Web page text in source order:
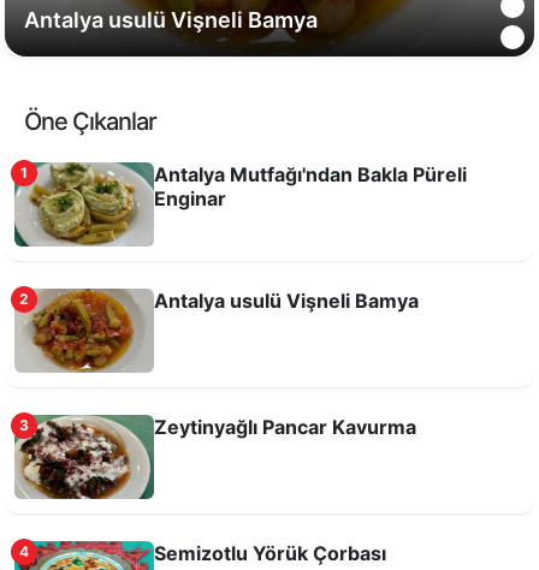
Antalya usulü Vişneli Bamya
Ebegümeci Sarması
Öne Çıkanlar
1
Antalya Mutfağı'ndan Bakla Püreli
Enginar
2 Antalya usulü Vişneli Bamya
3 Zeytinyağlı Pancar Kavurma
4 Semizotlu Yörük Çorbası